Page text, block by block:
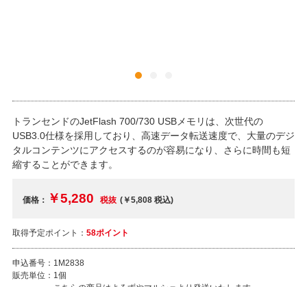
トランセンドのJetFlash 700/730 USBメモリは、次世代の
USB3.0仕様を採用しており、高速データ転送速度で、大量のデジ
タルコンテンツにアクセスするのが容易になり、さらに時間も短
縮することができます。
価格： ￥5,280 税抜 (￥5,808税込)
取得予定ポイント： 58ポイント
申込番号： 1M2838
販売単位： 1個